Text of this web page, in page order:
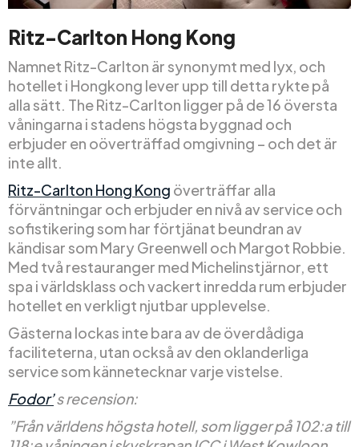
Ritz-Carlton Hong Kong
Namnet Ritz-Carlton är synonymt med lyx, och
hotellet i Hongkong lever upp till detta rykte på
alla sätt. The Ritz-Carlton ligger på de 16 översta
våningarna i stadens högsta byggnad och
erbjuder en oöverträffad omgivning – och det är
inte allt.
Ritz-Carlton Hong Kong överträffar alla
förväntningar och erbjuder en nivå av service och
sofistikering som har förtjänat beundran av
kändisar som Mary Greenwell och Margot Robbie.
Med två restauranger med Michelinstjärnor, ett
spa i världsklass och vackert inredda rum erbjuder
hotellet en verkligt njutbar upplevelse.
Gästerna lockas inte bara av de överdådiga
faciliteterna, utan också av den oklanderliga
service som kännetecknar varje vistelse.
Fodor’s recension:
”Från världens högsta hotell, som ligger på 102:a till